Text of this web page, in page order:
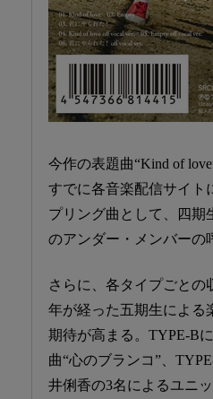
今作の表題曲“Kind of
すでに各音楽配信サイト
プリング曲として、四期
のアンダー・メンバーの
さらに、各タイプごとの
年が経った五期生による
期待が高まる。TYPE-B
曲“心のブランコ”、
井俐香の3名によるユニ